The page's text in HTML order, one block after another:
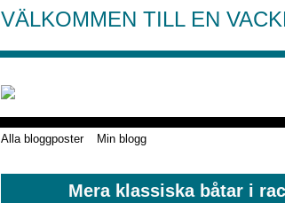
VÄLKOMMEN TILL EN
Alla bloggposter Min blogg
Mera klassiska båtar i